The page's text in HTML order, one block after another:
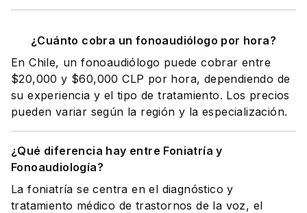
¿Cuánto cobra un fonoaudiólogo por hora?
En Chile, un fonoaudiólogo puede cobrar entre
$20,000 y $60,000 CLP por hora, dependiendo de
su experiencia y el tipo de tratamiento. Los precios
pueden variar según la región y la especialización.
¿Qué diferencia hay entre Foniatría y
Fonoaudiología?
La foniatría se centra en el diagnóstico y
tratamiento médico de trastornos de la voz, el